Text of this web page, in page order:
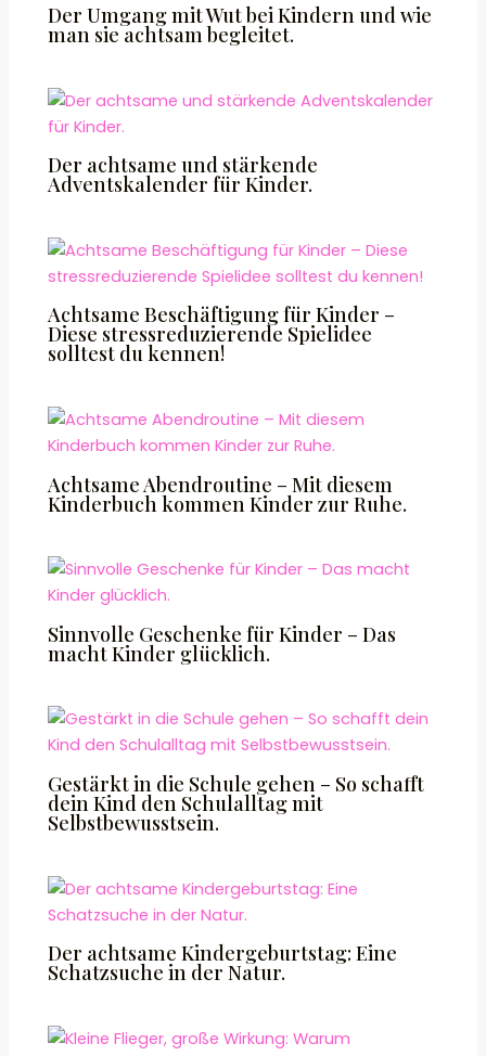
Der Umgang mit Wut bei Kindern und wie
man sie achtsam begleitet.
Der achtsame und stärkende
Adventskalender für Kinder.
Achtsame Beschäftigung für Kinder –
Diese stressreduzierende Spielidee
solltest du kennen!
Achtsame Abendroutine – Mit diesem
Kinderbuch kommen Kinder zur Ruhe.
Sinnvolle Geschenke für Kinder – Das
macht Kinder glücklich.
Gestärkt in die Schule gehen – So schafft
dein Kind den Schulalltag mit
Selbstbewusstsein.
Der achtsame Kindergeburtstag: Eine
Schatzsuche in der Natur.